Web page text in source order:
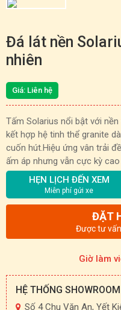
Đá lát nền
nhiên
Giá: Liên hệ
Tấm Solarius nổi bật với
kết hợp hệ tinh thể granite
cuốn hút.Hiệu ứng vân trải
ấm áp nhưng vẫn cực kỳ cao
HẸN LỊCH ĐẾN XEM
Miễn phí gửi xe
ĐẶT
Được tư
Giờ làm
HỆ THỐNG
Số 4 Chu Văn An, Yết